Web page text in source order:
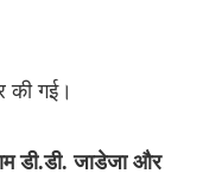
की गई।
डी.डी. जाडेजा और